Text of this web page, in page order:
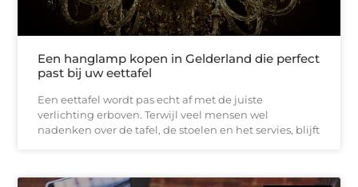
Een hanglamp kopen in Gelderland die perfect
past bij uw eettafel
Een eettafel wordt pas echt af met de juiste
verlichting erboven. Terwijl veel mensen wel
nadenken over de tafel, de stoelen en het servies, blijft